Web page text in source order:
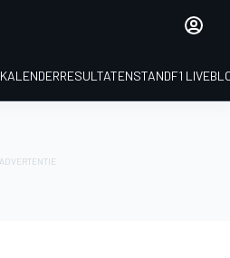
KALENDERRESULTATENSTANDF1